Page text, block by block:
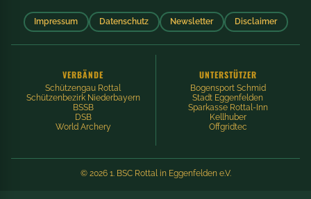
Impressum Datenschutz Newsletter Disclaimer
VERBÄNDE
Schützengau Rottal
Schützenbezirk Niederbayern
BSSB
DSB
World Archery
UNTERSTÜTZER
Bogensport Schmid
Stadt Eggenfelden
Sparkasse Rottal-Inn
Kellhuber
Offgridtec
© 2026 1. BSC Rottal in Eggenfelden e.V.